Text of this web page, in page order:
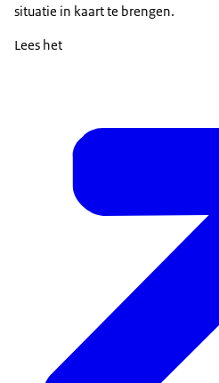
situatie in kaart te brengen.
Lees het